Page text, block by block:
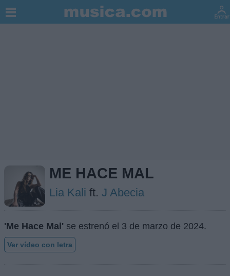
ME HACE MAL
Lia Kali ft. J Abecia
'Me Hace Mal' se estrenó el 3 de marzo de 2024.
Ver vídeo con letra